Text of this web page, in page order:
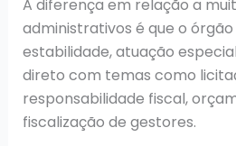
A diferença em relação a
administrativos é que o
estabilidade, atuação
direto com temas como
responsabilidade fiscal,
fiscalização de gestores.